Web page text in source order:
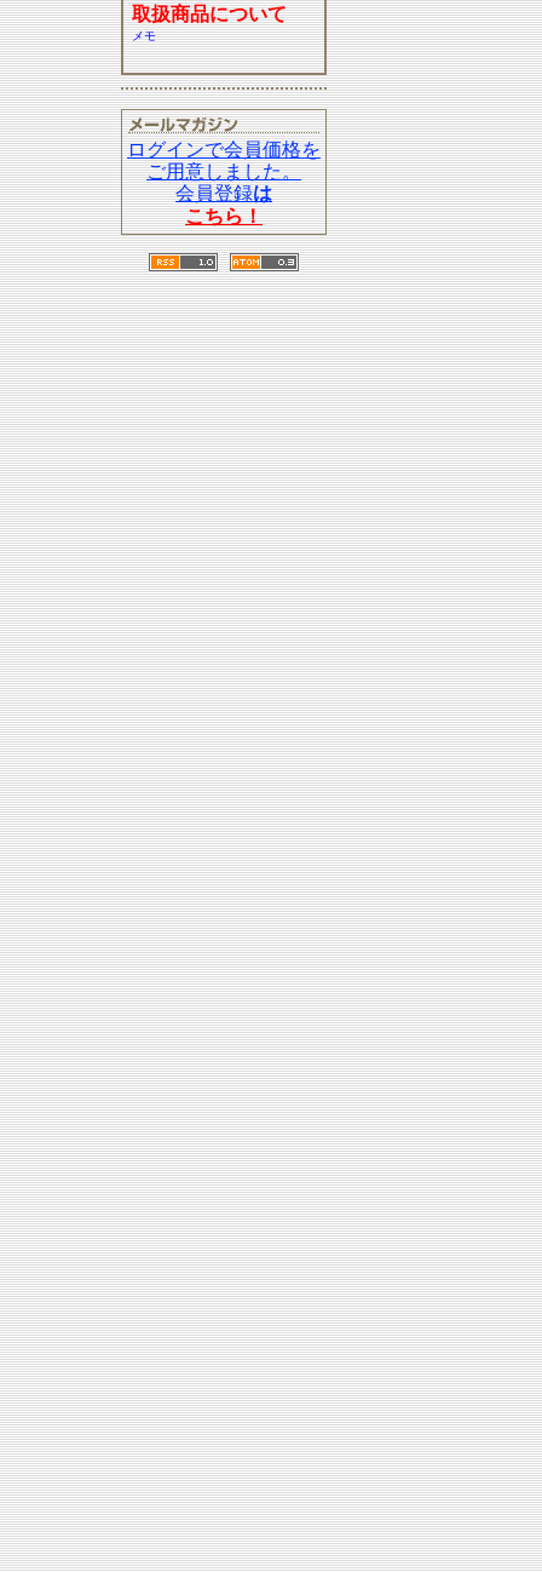
取扱商品について
メモ
ログインで会員価格を
ご用意しました。
会員登録は
こちら！